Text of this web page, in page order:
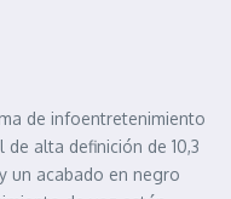
de infoentretenimiento
alta definición de 10,3
un acabado en negro